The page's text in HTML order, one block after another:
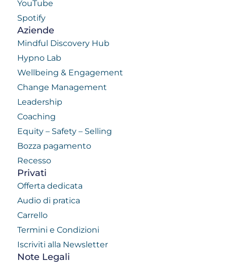
YouTube
Spotify
Aziende
Mindful Discovery Hub
Hypno Lab
Wellbeing & Engagement
Change Management
Leadership
Coaching
Equity – Safety – Selling
Bozza pagamento
Recesso
Privati
Offerta dedicata
Audio di pratica
Carrello
Termini e Condizioni
Iscriviti alla Newsletter
Note Legali